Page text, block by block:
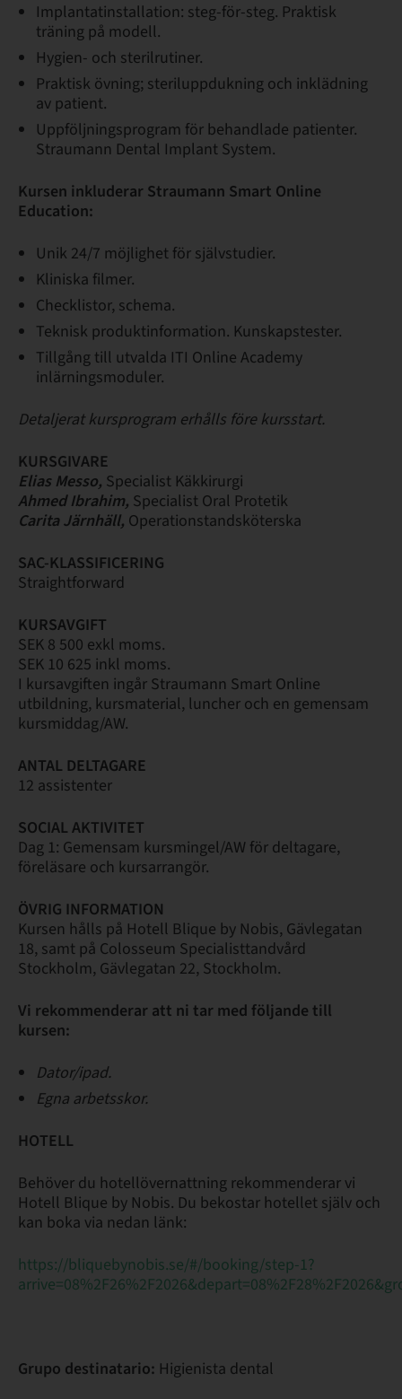
Implantatinstallation: steg-för-steg. Praktisk
träning på modell.
Hygien- och sterilrutiner.
Praktisk övning; steriluppdukning och inklädning
av patient.
Uppföljningsprogram för behandlade patienter.
Straumann Dental Implant System.
Kursen inkluderar Straumann Smart Online
Education:
Unik 24/7 möjlighet för självstudier.
Kliniska filmer.
Checklistor, schema.
Teknisk produktinformation. Kunskapstester.
Tillgång till utvalda ITI Online Academy
inlärningsmoduler.
Detaljerat kursprogram erhålls före kursstart.
KURSGIVARE
Elias Messo, Specialist Käkkirurgi
Ahmed Ibrahim, Specialist Oral Protetik
Carita Järnhäll, Operationstandsköterska
SAC-KLASSIFICERING
Straightforward
KURSAVGIFT
SEK 8 500 exkl moms.
SEK 10 625 inkl moms.
I kursavgiften ingår Straumann Smart Online
utbildning, kursmaterial, luncher och en gemensam
kursmiddag/AW.
ANTAL DELTAGARE
12 assistenter
SOCIAL AKTIVITET
Dag 1: Gemensam kursmingel/AW för deltagare,
föreläsare och kursarrangör.
ÖVRIG INFORMATION
Kursen hålls på Hotell Blique by Nobis, Gävlegatan
18, samt på Colosseum Specialisttandvård
Stockholm, Gävlegatan 22, Stockholm.
Vi rekommenderar att ni tar med följande till
kursen:
Dator/ipad.
Egna arbetsskor.
HOTELL
Behöver du hotellövernattning rekommenderar vi
Hotell Blique by Nobis. Du bekostar hotellet själv och
kan boka via nedan länk:
https://bliquebynobis.se/#/booking/step-1?
Grupo destinatario: Higienista dental